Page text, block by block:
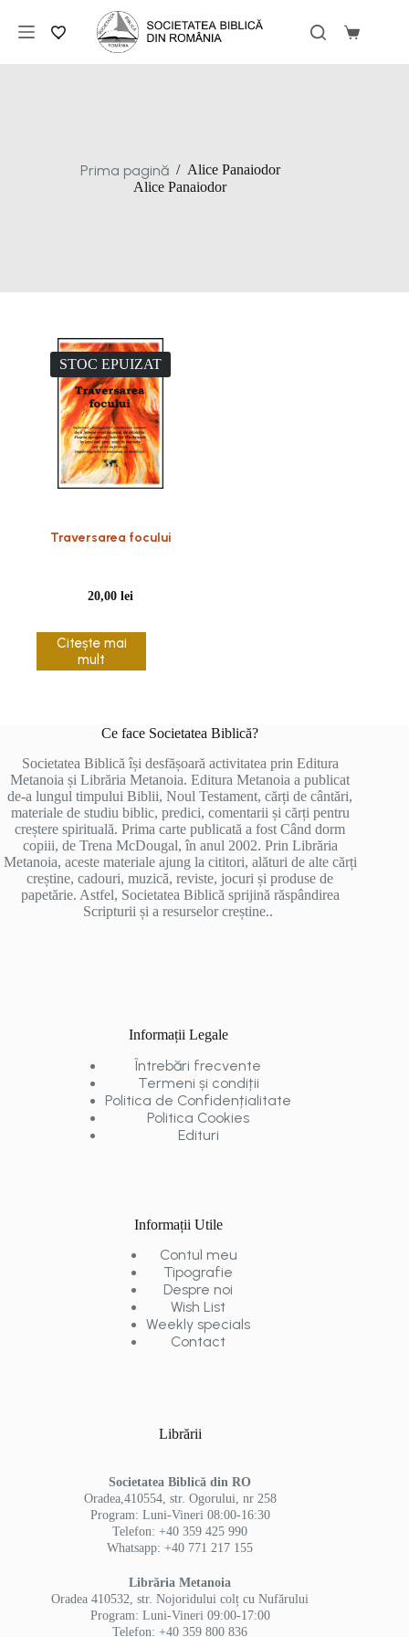
conținut
Coș
Prima pagină / Alice Panaiodor
Alice Panaiodor
STOC EPUIZAT
Traversarea focului
20,00lei
Citește mai
mult
Ce face Societatea Biblică?
Societatea Biblică își desfășoară activitatea prin Editura
Metanoia și Librăria Metanoia. Editura Metanoia a publicat
de-a lungul timpului Biblii, Noul Testament, cărți de cântări,
materiale de studiu biblic, predici, comentarii și cărți pentru
creștere spirituală. Prima carte publicată a fost Când dorm
copiii, de Trena McDougal, în anul 2002. Prin Librăria
Metanoia, aceste materiale ajung la cititori, alături de alte cărți
creștine, cadouri, muzică, reviste, jocuri și produse de
papetărie. Astfel, Societatea Biblică sprijină răspândirea
Scripturii și a resurselor creștine..
Informații Legale
Întrebări frecvente
Termeni și condiții
Politica de Confidențialitate
Politica Cookies
Edituri
Informații Utile
Contul meu
Tipografie
Despre noi
Wish List
Weekly specials
Contact
Librării
Societatea Biblică din RO
Oradea,410554, str. Ogorului, nr 258
Program: Luni-Vineri 08:00-16:30
Telefon: +40 359 425 990
Whatsapp: +40 771 217 155
Librăria Metanoia
Oradea 410532, str. Nojoridului colț cu Nufărului
Program: Luni-Vineri 09:00-17:00
Telefon: +40 359 800 836